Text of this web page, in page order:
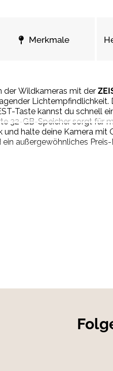
Merkmale
der Wildkameras mit der
Taste kannst du schnell
32-GB-Speicher sorgt für
und halte deine Kamera
außergewöhnliches
bei schlechten
Design
LEDs / Blitz-Art: 60 x
Sensor: 3MP (bis zu 24